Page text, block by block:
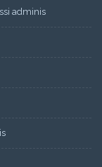
adminis